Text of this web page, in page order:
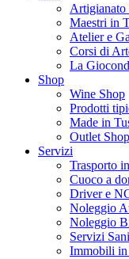
Artigianato
Maestri in
Atelier e
Corsi di
La
Shop
Wine Shop
Prodotti
Made in
Outlet
Servizi
Trasporto
Cuoco a
Driver e
Noleggio
Noleggio
Servizi
Immobili in